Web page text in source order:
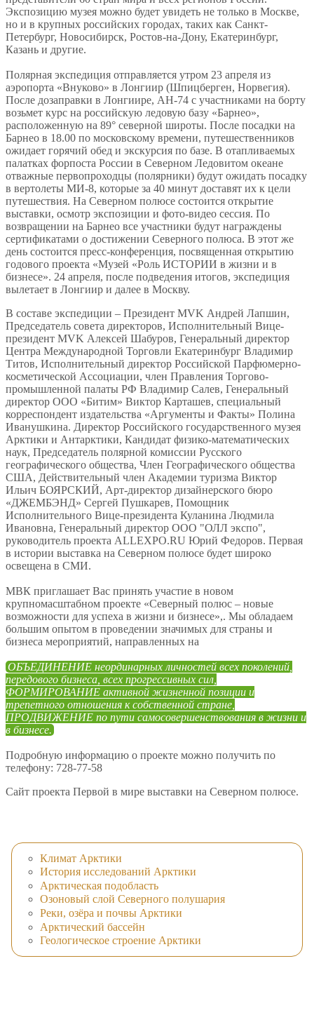
Экспозицию музея можно будет увидеть не только в Москве,
но и в крупных российских городах, таких как Санкт-
Петербург, Новосибирск, Ростов-на-Дону, Екатеринбург,
Казань и другие.
Полярная экспедиция отправляется утром 23 апреля из
аэропорта «Внуково» в Лонгиир (Шпицберген, Норвегия).
После дозаправки в Лонгиире, АН-74 с участниками на борту
возьмет курс на российскую ледовую базу «Барнео»,
расположенную на 89° северной широты. После посадки на
Барнео в 18.00 по московскому времени, путешественников
ожидает горячий обед и экскурсия по базе. В отапливаемых
палатках форпоста России в Северном Ледовитом океане
отважные первопроходцы (полярники) будут ожидать посадку
в вертолеты МИ-8, которые за 40 минут доставят их к цели
путешествия. На Северном полюсе состоится открытие
выставки, осмотр экспозиции и фото-видео сессия. По
возвращении на Барнео все участники будут награждены
сертификатами о достижении Северного полюса. В этот же
день состоится пресс-конференция, посвященная открытию
годового проекта «Музей «Роль ИСТОРИИ в жизни и в
бизнесе». 24 апреля, после подведения итогов, экспедиция
вылетает в Лонгиир и далее в Москву.
В составе экспедиции – Президент MVK Андрей Лапшин,
Председатель совета директоров, Исполнительный Вице-
президент MVK Алексей Шабуров, Генеральный директор
Центра Международной Торговли Екатеринбург Владимир
Титов, Исполнительный директор Российской Парфюмерно-
косметической Ассоциации, член Правления Торгово-
промышленной палаты РФ Владимир Салев, Генеральный
директор ООО «Битим» Виктор Карташев, специальный
корреспондент издательства «Аргументы и Факты» Полина
Иванушкина. Директор Российского государственного музея
Арктики и Антарктики, Кандидат физико-математических
наук, Председатель полярной комиссии Русского
географического общества, Член Географического общества
США, Действительный член Академии туризма Виктор
Ильич БОЯРСКИЙ, Арт-директор дизайнерского бюро
«ДЖЕМБЭНД» Сергей Пушкарев, Помощник
Исполнительного Вице-президента Куланина Людмила
Ивановна, Генеральный директор ООО "ОЛЛ экспо",
руководитель проекта ALLEXPO.RU Юрий Федоров. Первая
в истории выставка на Северном полюсе будет широко
освещена в СМИ.
МВК приглашает Вас принять участие в новом
крупномасштабном проекте «Северный полюс – новые
возможности для успеха в жизни и бизнесе»,. Мы обладаем
большим опытом в проведении значимых для страны и
бизнеса мероприятий, направленных на
ОБЪЕДИНЕНИЕ неординарных личностей всех поколений,
передового бизнеса, всех прогрессивных сил,
ФОРМИРОВАНИЕ активной жизненной позиции и
трепетного отношения к собственной стране,
ПРОДВИЖЕНИЕ по пути самосовершенствования в жизни и
в бизнесе.
Подробную информацию о проекте можно получить по
телефону: 728-77-58
Сайт проекта Первой в мире выставки на Северном полюсе.
Климат Арктики
История исследований Арктики
Арктическая подобласть
Озоновый слой Северного полушария
Реки, озёра и почвы Арктики
Арктический бассейн
Геологическое строение Арктики